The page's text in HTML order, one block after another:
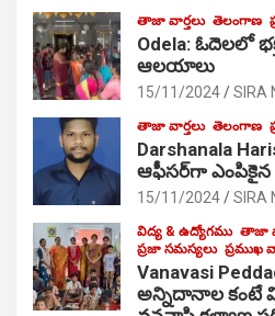
తాజా వార్తలు తెలంగాణ
Odela: ఓదెల‌లో
ఆల‌యాలు
15/11/2024 SIRA
తాజా వార్తలు తెలంగాణ
Darshanala
ఆఫీసర్‌గా
15/11/2024 SIRA
విద్య & ఉద్యోగము తాజా
ప్రజా సమస్యలు ప్రముఖ
Vanavasi
అన్నిదానాల కంటే